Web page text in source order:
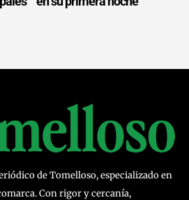
de Tomelloso, especializado en
Con rigor y cercanía,